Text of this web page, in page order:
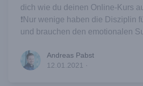
dich wie du deinen Online-Kurs
❗️Nur wenige haben die Disziplin
und brauchen den emotionalen
Andreas Pabst
Andreas Pabst
12.01.2021 ·